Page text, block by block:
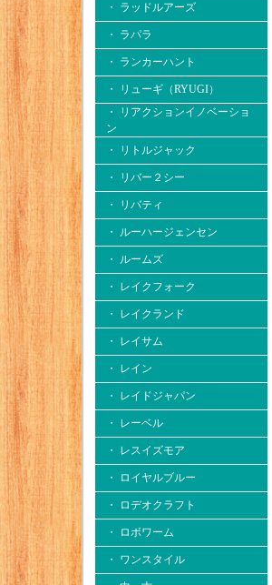
・ ラッドルアーズ
・ ラパラ
・ ランカーハント
・ リューギ（RYUGI）
・ リアクションイノベーショ
ン
・ リトルジャック
・ リバー２シー
・ リバティ
・ ルーハージェンセン
・ ルームズ
・ レイクフォーク
・ レイクランド
・ レイサム
・ レイン
・ レイドジャパン
・ レーベル
・ レスイズモア
・ ロイヤルブルー
・ ロデオクラフト
・ ロボワーム
・ ワンスタイル